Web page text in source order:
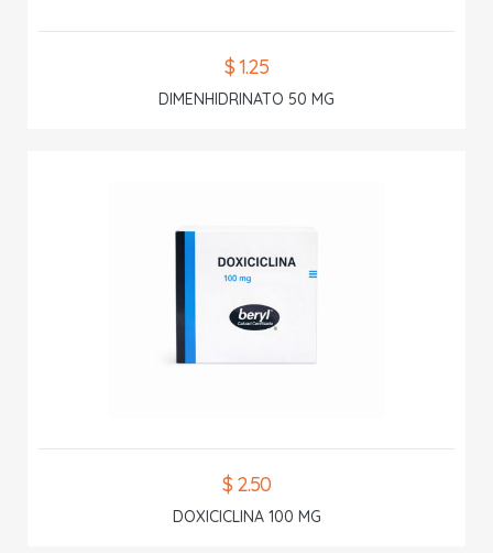
$ 1.25
DIMENHIDRINATO 50 MG
$ 2.50
DOXICICLINA 100 MG